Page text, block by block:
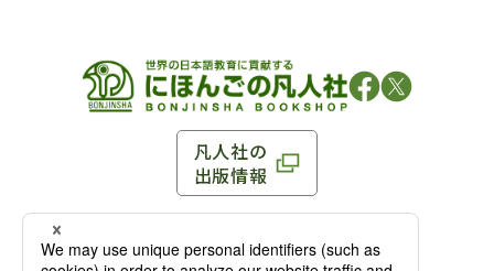
凡人社の
出版情報
〒102-0093 東京都千代田区平河町 1-3-13 8F
TEL：03-3263-3959／FAX：03-3263-3116